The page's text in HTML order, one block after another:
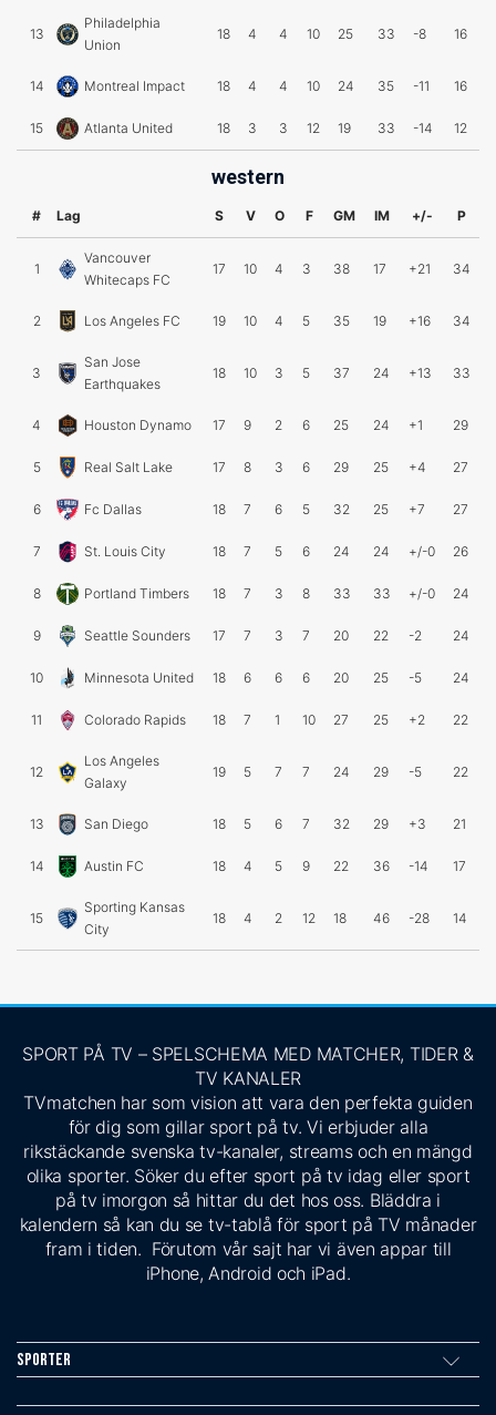
13
Philadelphia
Union
18 4 4 10 25 33 -8 16
14 Montreal Impact 18 4 4 10 24 35 -11 16
15 Atlanta United 18 3 3 12 19 33 -14 12
western
# Lag S V O F GM IM +/- P
1
Vancouver
Whitecaps FC
17 10 4 3 38 17 +21 34
2 Los Angeles FC 19 10 4 5 35 19 +16 34
3
San Jose
Earthquakes
18 10 3 5 37 24 +13 33
4 Houston Dynamo 17 9 2 6 25 24 +1 29
5 Real Salt Lake 17 8 3 6 29 25 +4 27
6 Fc Dallas 18 7 6 5 32 25 +7 27
7 St. Louis City 18 7 5 6 24 24 +/-0 26
8 Portland Timbers 18 7 3 8 33 33 +/-0 24
9 Seattle Sounders 17 7 3 7 20 22 -2 24
10 Minnesota United 18 6 6 6 20 25 -5 24
11 Colorado Rapids 18 7 1 10 27 25 +2 22
12
Los Angeles
Galaxy
19 5 7 7 24 29 -5 22
13 San Diego 18 5 6 7 32 29 +3 21
14 Austin FC 18 4 5 9 22 36 -14 17
15
Sporting Kansas
City
18 4 2 12 18 46 -28 14
SPORT PÅ TV – SPELSCHEMA MED MATCHER, TIDER &
TV KANALER
TVmatchen har som vision att vara den perfekta guiden
för dig som gillar sport på tv. Vi erbjuder alla
rikstäckande svenska tv-kanaler, streams och en mängd
olika sporter. Söker du efter sport på tv idag eller sport
på tv imorgon så hittar du det hos oss. Bläddra i
kalendern så kan du se tv-tablå för sport på TV månader
fram i tiden. Förutom vår sajt har vi även appar till
iPhone, Android och iPad.
Sporter